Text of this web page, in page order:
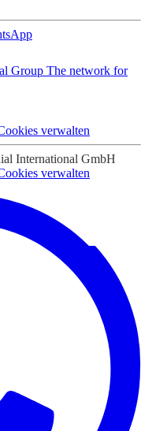
App
Group The network for
verwalten
International GmbH
verwalten